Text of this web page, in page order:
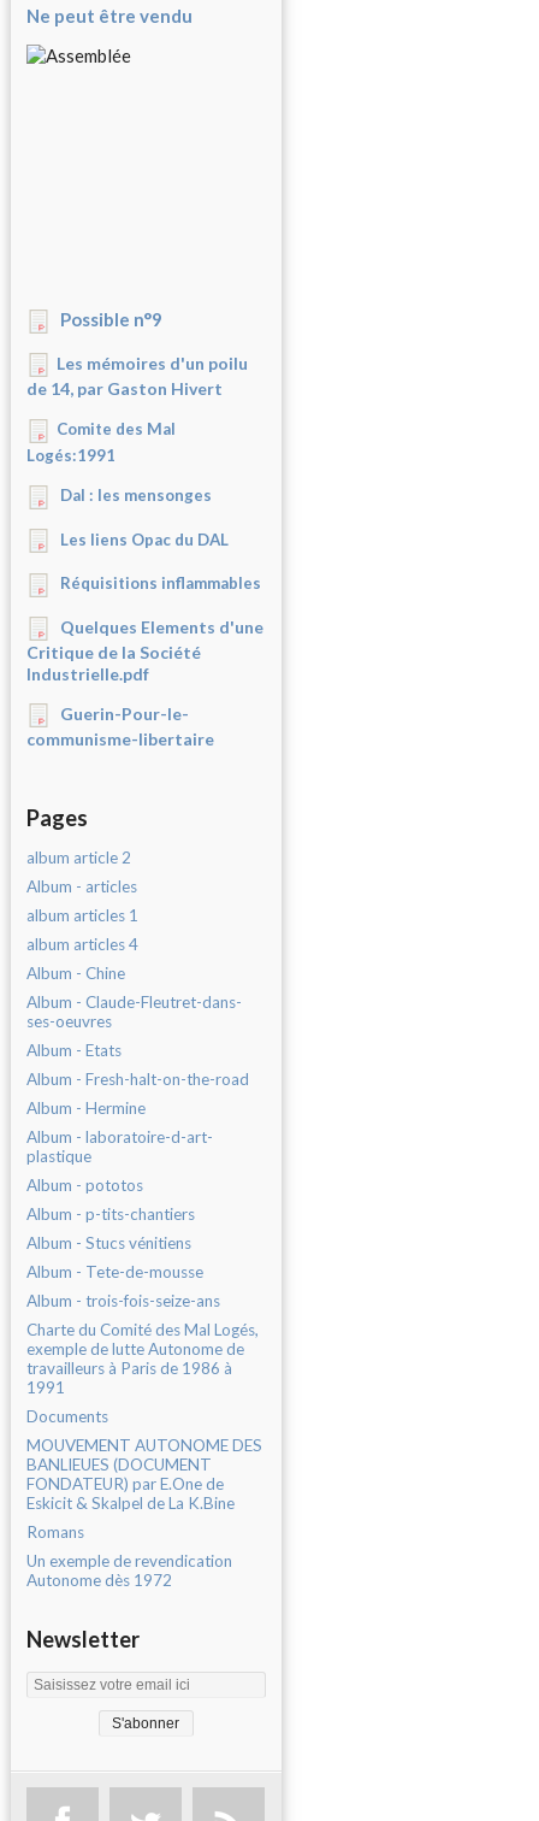
Ne peut être vendu
Possible n°9
Les mémoires d'un poilu
de 14, par Gaston Hivert
Comite des Mal
Logés:1991
Dal : les mensonges
Les liens Opac du DAL
Réquisitions inflammables
Quelques Elements d'une
Critique de la Société
Industrielle.pdf
Guerin-Pour-le-
communisme-libertaire
Pages
album article 2
Album - articles
album articles 1
album articles 4
Album - Chine
Album - Claude-Fleutret-dans-
ses-oeuvres
Album - Etats
Album - Fresh-halt-on-the-road
Album - Hermine
Album - laboratoire-d-art-
plastique
Album - pototos
Album - p-tits-chantiers
Album - Stucs vénitiens
Album - Tete-de-mousse
Album - trois-fois-seize-ans
Charte du Comité des Mal Logés,
exemple de lutte Autonome de
travailleurs à Paris de 1986 à
1991
Documents
MOUVEMENT AUTONOME DES
BANLIEUES (DOCUMENT
FONDATEUR) par E.One de
Eskicit & Skalpel de La K.Bine
Romans
Un exemple de revendication
Autonome dès 1972
Newsletter